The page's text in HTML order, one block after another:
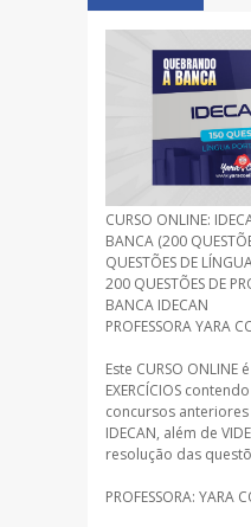
CURSO ONLINE:
BANCA (200
QUESTÕES DE
200 QUESTÕES DE
BANCA IDECAN
PROFESSORA YARA
Este CURSO ONLINE
EXERCÍCIOS
concursos
IDECAN, além de
resolução das
PROFESSORA: YARA